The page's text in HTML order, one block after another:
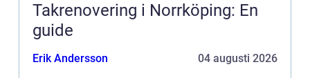
Takrenovering i Norrköping: En
guide
Erik Andersson 04 augusti 2026